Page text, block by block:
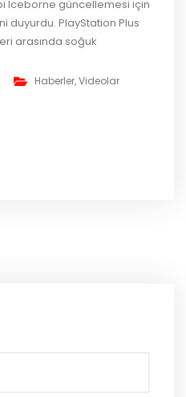
Iceborne güncellemesi için
duyurdu. PlayStation Plus
arasında soğuk
tarihlerinde
Get a taste of the
21-23. All...
Haberler,Videolar